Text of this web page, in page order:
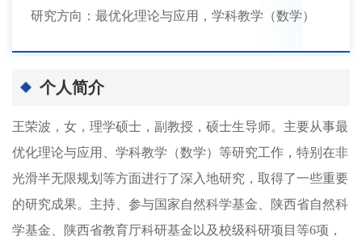
研究方向：最优化理论与应用，学科教学（数学）
个人简介
王荣波，女，理学硕士，副教授，硕士生导师。主要从事最
优化理论与应用、学科教学（数学）等研究工作，特别在非
光滑半无限规划等方面进行了深入地研究，取得了一些重要
的研究成果。主持、参与国家自然科学基金、陕西省自然科
学基金、陕西省教育厅科研基金以及校级科研项目等6项，